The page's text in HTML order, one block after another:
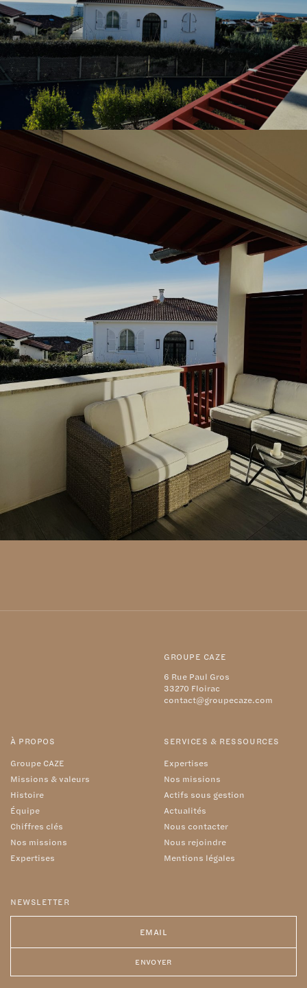
GROUPE CAZE
6 Rue Paul Gros
33270 Floirac
contact@groupecaze.com
À PROPOS
Groupe CAZE
Missions & valeurs
Histoire
Équipe
Chiffres clés
Nos missions
Expertises
SERVICES & RESSOURCES
Expertises
Nos missions
Actifs sous gestion
Actualités
Nous contacter
Nous rejoindre
Mentions légales
NEWSLETTER